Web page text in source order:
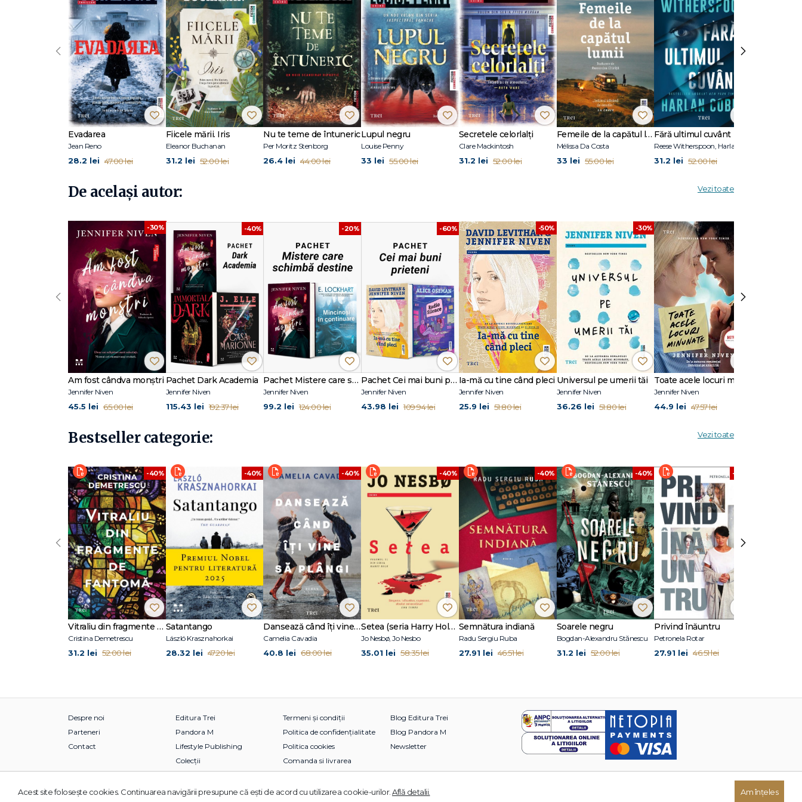
sunt reconfortant de veritabile." – School Library Journal
Jennifer Niven este autoarea a zece romane, între care bestsellerurile internaţionale Toate acele locuri minunate și Universul pe umerii tăi.
Cărţile ei au fost traduse în peste 75 de limbi și au câștigat premii literare în toată lumea.
Toate acele locuri minunate a fost ecranizat de Netflix, cu Elle Fanning în rolul principal.
De asemenea, volumul Universul pe umerii tăi va fi ecranizat, iar Jennifer Niver va scrie scenariul, așa cum a făcut și pentru filmul Toate acele
locuri minunate.
Când nu lucrează la numeroasele proiecte TV și cărţi, Jennifer supervizează Germ, o revistă literară online dedicată adolescenţilor, precum
cea din Toate acele locuri minunate.
O puteţi urmări pe Twitter, la @jenniferniven.
Evadarea
Jean Reno
28.2 lei 47.00 lei
Fiicele mării. Iris
Eleanor Buchanan
31.2 lei 52.00 lei
Nu te teme de întuneric
Per Moritz Stenborg
26.4 lei 44.00 lei
Lupul negru
Louise Penny
33 lei 55.00 lei
Secretele celorlalți
Clare Mackintosh
31.2 lei 52.00 lei
Femeile de la capătul lumii
Mélissa Da Costa
33 lei 55.00 lei
Fără ultimul cuvânt
31.2 lei 52.00 lei
‹ ›
De același autor: Vezi toate
-30%
Am fost cândva monștri
Jennifer Niven
45.5 lei 65.00 lei
-40%
Pachet Dark Academia
Jennifer Niven
115.43 lei 192.37 lei
-20%
Pachet Mistere care schimbă destine
Jennifer Niven
99.2 lei 124.00 lei
-60%
Pachet Cei mai buni prieteni
Jennifer Niven
43.98 lei 109.94 lei
-50%
Ia-mă cu tine când pleci
Jennifer Niven
25.9 lei 51.80 lei
-30%
Universul pe umerii tăi
Jennifer Niven
36.26 lei 51.80 lei
Jennifer Niven
44.9 lei 47.57 lei
‹ ›
Bestseller categorie: Vezi toate
-40%
Vitraliu din fragmente de fantomă
Cristina Demetrescu
31.2 lei 52.00 lei
-40%
Satantango
László Krasznahorkai
28.32 lei 47.20 lei
-40%
Dansează când îți vine să plângi
Camelia Cavadia
40.8 lei 68.00 lei
-40%
Setea (seria Harry Hole, vol. 11)
Jo Nesbø, Jo Nesbo
35.01 lei 58.35 lei
-40%
Semnătura indiană
Radu Sergiu Ruba
27.91 lei 46.51 lei
-40%
Soarele negru
Bogdan-Alexandru Stănescu
31.2 lei 52.00 lei
-40%
Privind înăuntru
Petronela Rotar
27.91 lei 46.51 lei
‹ ›
Despre noi
Parteneri
Contact
Editura Trei
Pandora M
Lifestyle Publishing
Colecții
Termeni și condiții
Politica de confidențialitate
Politica cookies
Comanda si livrarea
Blog Editura Trei
Blog Pandora M
Newsletter
© 2026 Grupul Editorial TREI. Toate drepturile rezervate.
Acest site foloseşte cookies. Continuarea navigării presupune că eşti de acord cu utilizarea cookie-urilor. Află detalii. Am înțeles